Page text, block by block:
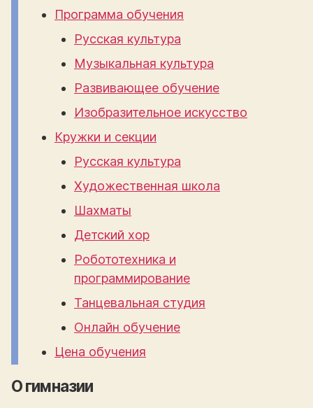
Программа обучения
Русская культура
Музыкальная культура
Развивающее обучение
Изобразительное искусство
Кружки и секции
Русская культура
Художественная школа
Шахматы
Детский хор
Робототехника и
программирование
Танцевальная студия
Онлайн обучение
Цена обучения
О гимназии